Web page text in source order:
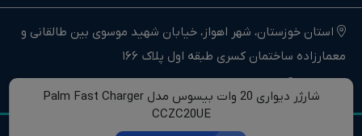
در وبسایت اهواز دیجیتال براحتی خرید آنلاین انجام دهید و در
کوتاهترین زمان ممکن کالای خود را تحویل بگیرید.
ما وارد کننده مستقیم انواع کامپیوتر،لپ تاپ و سخت افزار استوک و
اوپن باکس در جنوب غرب کشور هستیم.
اهواز دیجیتال نماینده فروش و خدمات انواع کامپیوترهای خانگی و
حرفه ای و همچنین انواع لپتاپ، سخت افزار و کالای جانبی در استان
استان خوزستان، شهر اهواز، خیابان شهید موسوی بین طالقانی و
معمارزاده ساختمان کسری طبقه اول پلاک 166
شارژر دیواری 20 وات بیسوس مدل Palm Fast Charger
CCZC20UE